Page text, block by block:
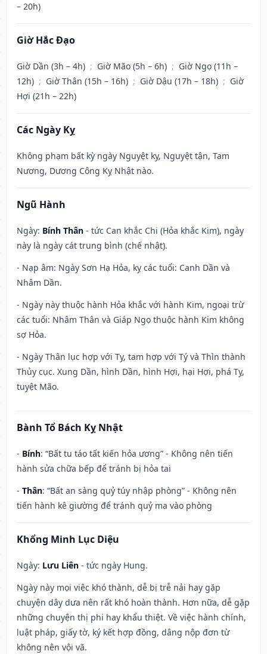
– 20h)
Giờ Hắc Đạo
Giờ Dần (3h – 4h) ; Giờ Mão (5h – 6h) ; Giờ Ngọ (11h –
12h) ; Giờ Thân (15h – 16h) ; Giờ Dậu (17h – 18h) ; Giờ
Hợi (21h – 22h)
Các Ngày Kỵ
Không phạm bất kỳ ngày Nguyệt kỵ, Nguyệt tận, Tam
Nương, Dương Công Kỵ Nhật nào.
Ngũ Hành
Ngày: Bính Thân - tức Can khắc Chi (Hỏa khắc Kim), ngày
này là ngày cát trung bình (chế nhật).
- Nạp âm: Ngày Sơn Hạ Hỏa, kỵ các tuổi: Canh Dần và
Nhâm Dần.
- Ngày này thuộc hành Hỏa khắc với hành Kim, ngoại trừ
các tuổi: Nhâm Thân và Giáp Ngọ thuộc hành Kim không
sợ Hỏa.
- Ngày Thân lục hợp với Tỵ, tam hợp với Tý và Thìn thành
Thủy cục. Xung Dần, hình Dần, hình Hợi, hại Hợi, phá Tỵ,
tuyệt Mão.
Bành Tổ Bách Kỵ Nhật
- Bính: “Bất tu táo tất kiến hỏa ương” - Không nên tiến
hành sửa chữa bếp để tránh bị hỏa tai
- Thân: “Bất an sàng quỷ túy nhập phòng” - Không nên
tiến hành kê giường để tránh quỷ ma vào phòng
Khổng Minh Lục Diệu
Ngày: Lưu Liên - tức ngày Hung.
Ngày này mọi việc khó thành, dễ bị trễ nải hay gặp
chuyện dây dưa nên rất khó hoàn thành. Hơn nữa, dễ gặp
những chuyện thị phi hay khẩu thiệt. Về việc hành chính,
luật pháp, giấy tờ, ký kết hợp đồng, dâng nộp đơn từ
không nên vội vã.